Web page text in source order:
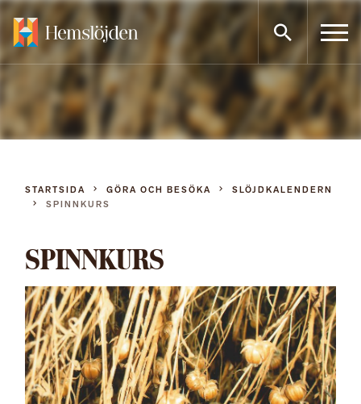
Gå
direkt
till
innehållet
STARTSIDA GÖRA OCH BESÖKA
SLÖJDKALENDERN
SPINNKURS
SPINNKURS